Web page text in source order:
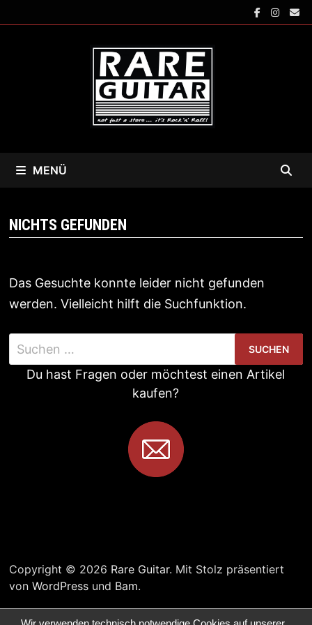
Inhalt
MENÜ
NICHTS GEFUNDEN
Das Gesuchte konnte leider nicht gefunden
werden. Vielleicht hilft die Suchfunktion.
Suchen
nach:
Du hast Fragen oder möchtest einen Artikel
kaufen?
Copyright © 2026 Rare Guitar. Mit Stolz präsentiert
von WordPressund Bam.